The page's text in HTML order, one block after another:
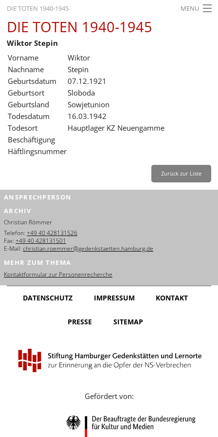
DIE TOTEN 1940-1945 MENU
STARTSEITE
AKTUELLES
AUSSTELLUNGEN
GESCHICHTE
BILDUNG
FORSCHUNG
SERVICE
Français
Dansk
Español
Nederlands
Português
Русский
Leichte Sprache
DIE TOTEN 1940-1945
Wiktor Stepin
Vorname
Wiktor
Nachname
Stepin
Geburtsdatum
07.12.1921
Geburtsort
Sloboda
Geburtsland
Sowjetunion
Todesdatum
16.03.1942
Todesort
Hauptlager KZ Neuengamme
Beschäftigung
Häftlingsnummer
Zurück zur Liste
ANSPRECHPERSON
ARCHIV
Christian Römmer
Telefon: +49 40 428131526
Fax: +49 40 428131501
E-Mail: christian.roemmer@gedenkstaetten.hamburg.de
MEHR ZUM THEMA
Kontaktformular zur Personenrecherche
DATENSCHUTZ IMPRESSUM KONTAKT
PRESSE SITEMAP
Gefördert von: